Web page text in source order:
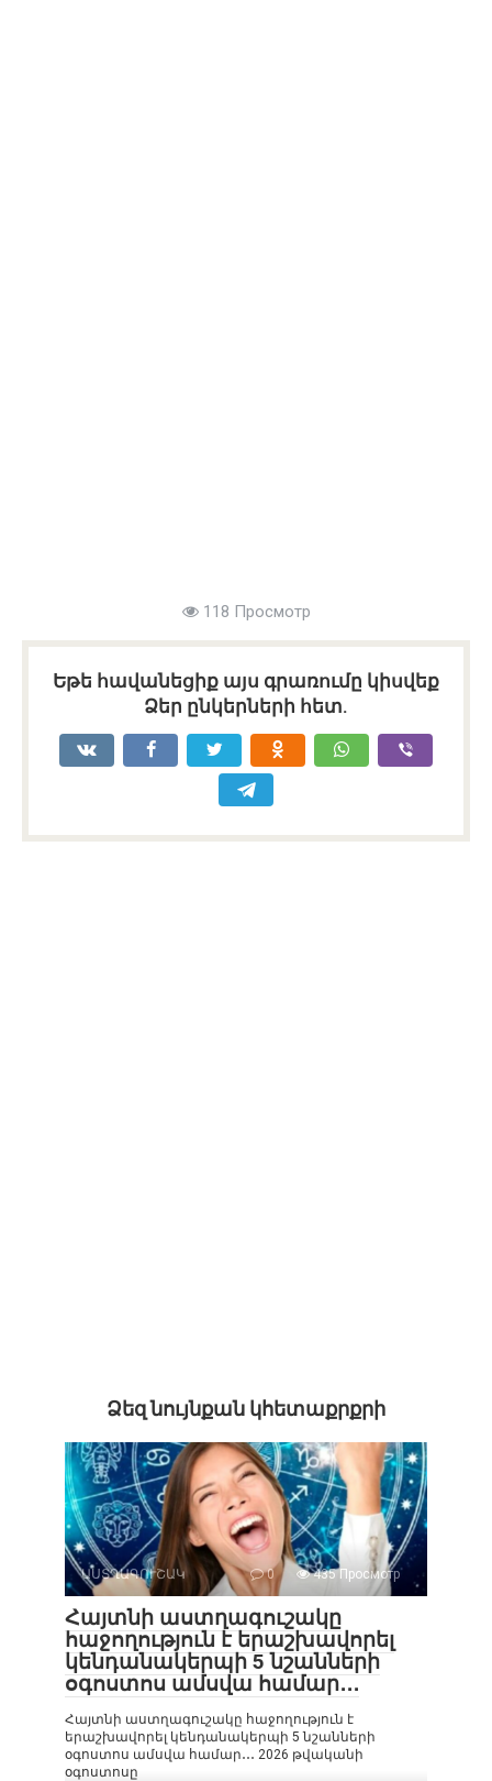
118 Просмотр
Եթե հավանեցիք այս գրառումը կիսվեք
Ձեր ընկերների հետ.
Ձեզ նույնքան կհետաքրքրի
ԱՍՏՂԱԳՈՒՇԱԿ 0 435 Просмотр
Հայտնի աստղագուշակը
հաջողություն է երաշխավորել
կենդանակերպի 5 նշանների
օգոստոս ամսվա համար․․․
Հայտնի աստղագուշակը հաջողություն է
երաշխավորել կենդանակերպի 5 նշանների
օգոստոս ամսվա համար․․․ 2026 թվականի
օգոստոսը